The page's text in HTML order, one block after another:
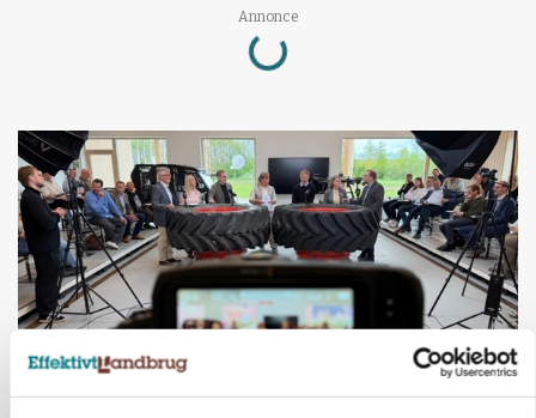
Annonce
Loading...